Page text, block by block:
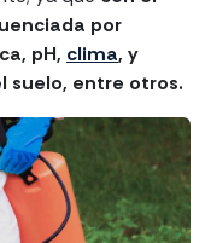
por
pH, clima, y
suelo, entre otros.